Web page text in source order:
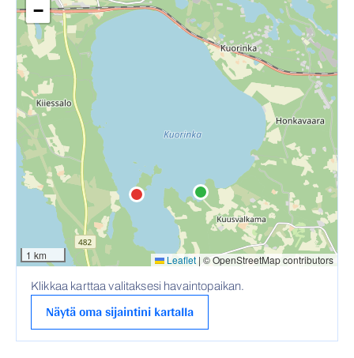
−
1 km Leaflet | © OpenStreetMap contributors
Klikkaa karttaa valitaksesi havaintopaikan.
Näytä oma sijaintini kartalla